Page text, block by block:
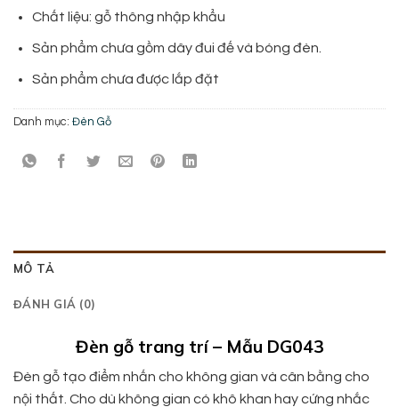
Chất liệu: gỗ thông nhập khẩu
Sản phẩm chưa gồm dây đui đế và bóng đèn.
Sản phẩm chưa được lắp đặt
Danh mục: Đèn Gỗ
MÔ TẢ
ĐÁNH GIÁ (0)
Đèn gỗ trang trí – Mẫu DG043
Đèn gỗ tạo điểm nhấn cho không gian và cân bằng cho
nội thất. Cho dù không gian có khô khan hay cứng nhắc